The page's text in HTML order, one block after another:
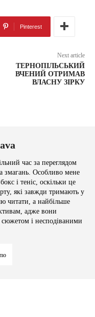
Pinterest
Next article
ТЕРНОПІЛЬСЬКИЙ
ВЧЕНИЙ ОТРИМАВ
ВЛАСНУ ЗІРКУ
час за переглядом
змагань. Особливо мене
і теніс, оскільки це
які завжди тримають у
читати, а найбільше
адже вони
і несподіваними